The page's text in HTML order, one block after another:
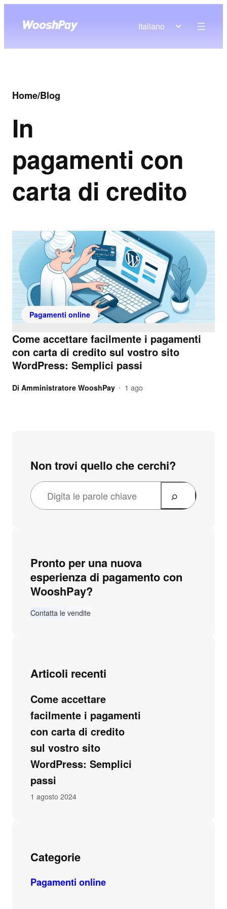
Italiano
Home/Blog
In
pagamenti con
carta di credito
Pagamenti online
Come accettare facilmente i pagamenti
con carta di credito sul vostro sito
WordPress: Semplici passi
Di Amministratore WooshPay • 1 ago
Non trovi quello che cerchi?
Pronto per una nuova
esperienza di pagamento con
WooshPay?
Contatta le vendite
Articoli recenti
Come accettare
facilmente i pagamenti
con carta di credito
sul vostro sito
WordPress: Semplici
passi
1 agosto 2024
Categorie
Pagamenti online